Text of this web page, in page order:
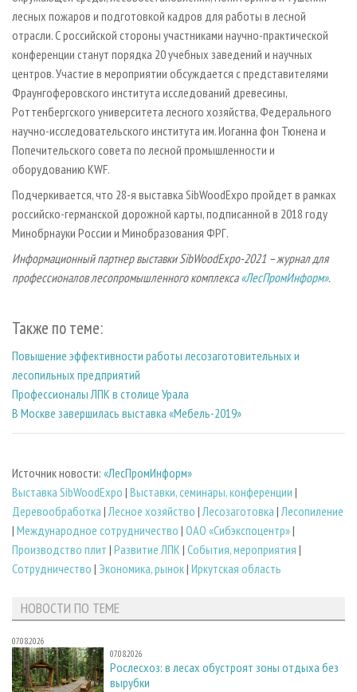
лесных пожаров и подготовкой кадров для работы в лесной
отрасли. С российской стороны участниками научно-практической
конференции станут порядка 20 учебных заведений и научных
центров. Участие в мероприятии обсуждается с представителями
Фраунгоферовского института исследований древесины,
Роттенбергского университета лесного хозяйства, Федерального
научно-исследовательского института им. Иоганна фон Тюнена и
Попечительского совета по лесной промышленности и
оборудованию KWF.
Подчеркивается, что 28-я выставка SibWoodExpo пройдет в рамках
российско-германской дорожной карты, подписанной в 2018 году
Минобрнауки России и Минобразования ФРГ.
Информационный партнер выставки SibWoodExpo-2021 – журнал для
профессионалов лесопромышленного комплекса«ЛесПромИнформ».
Также по теме:
Повышение эффективности работы лесозаготовительных и
лесопильных предприятий
Профессионалы ЛПК в столице Урала
В Москве завершилась выставка «Мебель-2019»
Источник новости: «ЛесПромИнформ»
Выставка SibWoodExpo | Выставки, семинары, конференции |
Деревообработка | Лесное хозяйство | Лесозаготовка | Лесопиление
| Международное сотрудничество | ОАО «Сибэкспоцентр»|
Производство плит | Развитие ЛПК | События, мероприятия |
Сотрудничество | Экономика, рынок| Иркутская область
НОВОСТИ ПО ТЕМЕ
07.08.2026
07.08.2026
Рослесхоз: в лесах обустроят зоны отдыха без
вырубки